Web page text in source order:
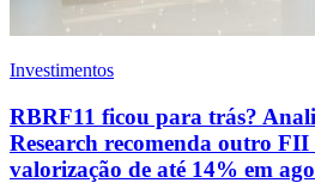
Investimentos
RBRF11 ficou para trás?
Research recomenda outro
valorização de até 14% em